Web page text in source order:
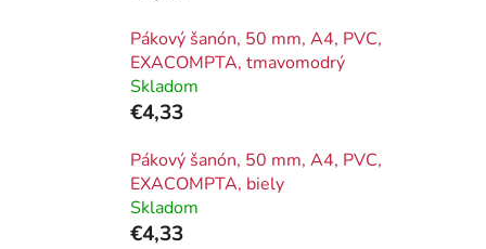
Pákový šanón, 50 mm, A4, PVC,
EXACOMPTA, tmavomodrý
Skladom
€4,33
Pákový šanón, 50 mm, A4, PVC,
EXACOMPTA, biely
Skladom
€4,33